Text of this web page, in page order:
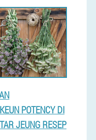
POTENCY DI
JEUNG RESEP